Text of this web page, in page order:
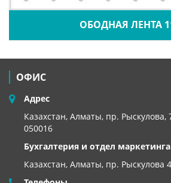
ОБОДНАЯ ЛЕНТА
ОФИС
Адрес
Казахстан, Алматы, пр. Рыскулова,
050016
Бухгалтерия и отдел маркетинга
Казахстан, Алматы, пр. Рыскулова